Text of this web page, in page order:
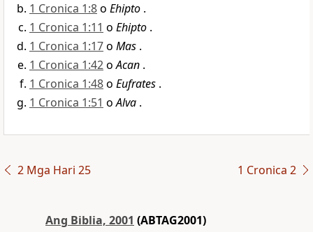
1 Cronica 1:8o Ehipto .
1 Cronica 1:11 o Ehipto .
1 Cronica 1:17o Mas .
1 Cronica 1:42oAcan .
1 Cronica 1:48o Eufrates .
1 Cronica 1:51 oAlva .
2 Mga Hari 25 1 Cronica 2
Ang Biblia, 2001 (ABTAG2001)